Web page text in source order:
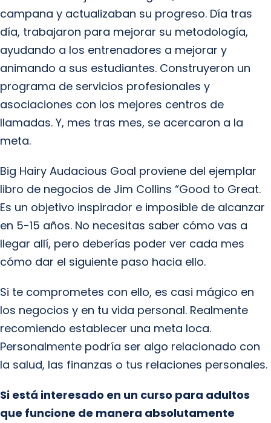
campana y actualizaban su progreso. Día tras
día, trabajaron para mejorar su metodología,
ayudando a los entrenadores a mejorar y
animando a sus estudiantes. Construyeron un
programa de servicios profesionales y
asociaciones con los mejores centros de
llamadas. Y, mes tras mes, se acercaron a la
meta.
Big Hairy Audacious Goal proviene del ejemplar
libro de negocios de Jim Collins “Good to Great.
Es un objetivo inspirador e imposible de alcanzar
en 5-15 años. No necesitas saber cómo vas a
llegar allí, pero deberías poder ver cada mes
cómo dar el siguiente paso hacia ello.
Si te comprometes con ello, es casi mágico en
los negocios y en tu vida personal. Realmente
recomiendo establecer una meta loca.
Personalmente podría ser algo relacionado con
la salud, las finanzas o tus relaciones personales.
Si está interesado en un curso para adultos
que funcione de manera absolutamente